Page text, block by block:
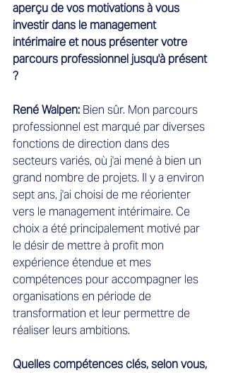
aperçu de vos motivations à vous
investir dans le management
intérimaire et nous présenter votre
parcours professionnel jusqu'à présent
?
René Walpen: Bien sûr. Mon parcours
professionnel est marqué par diverses
fonctions de direction dans des
secteurs variés, où j'ai mené à bien un
grand nombre de projets. Il y a environ
sept ans, j'ai choisi de me réorienter
vers le management intérimaire. Ce
choix a été principalement motivé par
le désir de mettre à profit mon
expérience étendue et mes
compétences pour accompagner les
organisations en période de
transformation et leur permettre de
réaliser leurs ambitions.
Quelles compétences clés, selon vous,